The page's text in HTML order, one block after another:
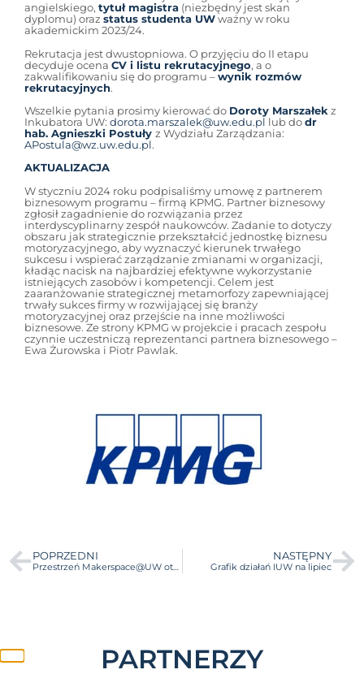
angielskiego, tytuł magistra (niezbędny jest skan
dyplomu) oraz status studenta UW ważny w roku
akademickim 2023/24.
Rekrutacja jest dwustopniowa. O przyjęciu do II etapu
decyduje ocena CV i listu rekrutacyjnego, a o
zakwalifikowaniu się do programu – wynik rozmów
rekrutacyjnych.
Wszelkie pytania prosimy kierować do Doroty Marszałek z
Inkubatora UW: dorota.marszalek@uw.edu.pl lub do dr
hab. Agnieszki Postuły z Wydziału Zarządzania:
APostula@wz.uw.edu.pl.
AKTUALIZACJA
W styczniu 2024 roku podpisaliśmy umowę z partnerem
biznesowym programu – firmą KPMG. Partner biznesowy
zgłosił zagadnienie do rozwiązania przez
interdyscyplinarny zespół naukowców. Zadanie to dotyczy
obszaru jak strategicznie przekształcić jednostkę biznesu
motoryzacyjnego, aby wyznaczyć kierunek trwałego
sukcesu i wspierać zarządzanie zmianami w organizacji,
kładąc nacisk na najbardziej efektywne wykorzystanie
istniejących zasobów i kompetencji. Celem jest
zaaranżowanie strategicznej metamorfozy zapewniającej
trwały sukces firmy w rozwijającej się branży
motoryzacyjnej oraz przejście na inne możliwości
biznesowe. Ze strony KPMG w projekcie i pracach zespołu
czynnie uczestniczą reprezentanci partnera biznesowego –
Ewa Żurowska i Piotr Pawlak.
POPRZEDNI
Przestrzeń Makerspace@UW otwarta w wakacje!
NASTĘPNY
Grafik działań IUW na lipiec
PARTNERZY